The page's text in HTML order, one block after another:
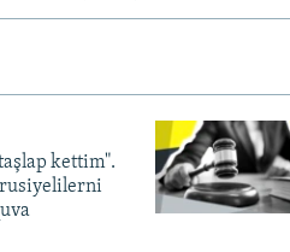
kettim".
rusiyelilerni